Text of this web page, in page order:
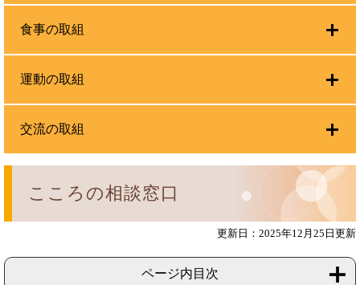
こころの相談窓口
更新日：2025年12月25日更新
ページ内目次
食事の取組
運動の取組
交流の取組